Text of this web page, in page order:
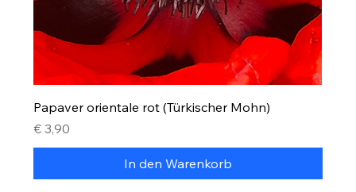
Papaver orientale rot (Türkischer Mohn)
Preis
€ 3,90
In den Warenkorb